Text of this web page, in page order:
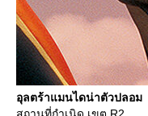
อุลตร้าแมนไดน่าตัวปลอม